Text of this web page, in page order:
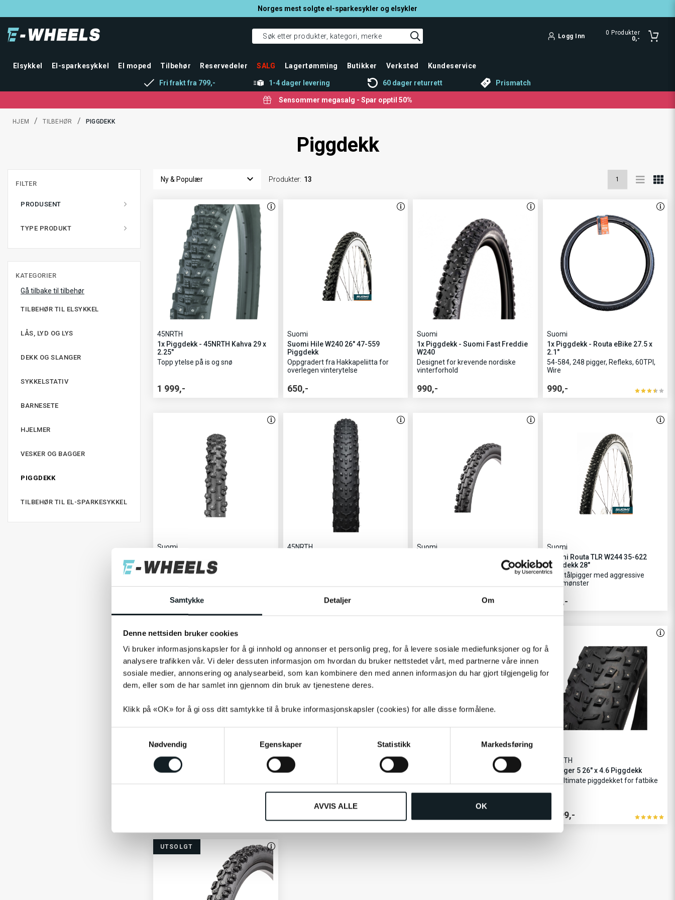
Samtykke Detaljer Om
Denne nettsiden bruker cookies
Vi bruker informasjonskapsler for å gi innhold og annonser et personlig preg, for å levere sosiale mediefunksjoner og for å
analysere trafikken vår. Vi deler dessuten informasjon om hvordan du bruker nettstedet vårt, med partnerne våre innen
sosiale medier, annonsering og analysearbeid, som kan kombinere den med annen informasjon du har gjort tilgjengelig for
dem, eller som de har samlet inn gjennom din bruk av tjenestene deres.
Klikk på «OK» for å gi oss ditt samtykke til å bruke informasjonskapsler (cookies) for alle disse formålene.
v
Nødvendig Egenskaper Statistikk Markedsføring
AVVIS ALLE OK
Norges mest solgte el-sparkesykler og elsykler
Logg Inn 0 Produkter
0,-
Elsykkel El-sparkesykkel El moped Tilbehør Reservedeler SALG Lagertømming Butikker Verksted Kundeservice
Fri frakt fra 799,- 1-4 dager levering 60 dager returrett Prismatch
Sensommer megasalg - Spar opptil 50%
HJEM / TILBEHØR / PIGGDEKK
Piggdekk
FILTER
PRODUSENT
45NRTH
TYPE PRODUKT
MONO
PETIT
PIGGDEKK
RAGNAR
RANDOLPH
TALON E+ 2
THOR
KATEGORIER
Gå tilbake til tilbehør
TILBEHØR TIL ELSYKKEL
LÅS, LYD OG LYS
DEKK OG SLANGER
SYKKELSTATIV
BARNESETE
HJELMER
VESKER OG BAGGER
PIGGDEKK
TILBEHØR TIL EL-SPARKESYKKEL
Produkter: 13 1
45NRTH
1x Piggdekk - 45NRTH Kahva 29 x
2.25"
Topp ytelse på is og snø
1 999,-
Suomi
Suomi Hile W240 26" 47-559
Piggdekk
Oppgradert fra Hakkapeliitta for
overlegen vinterytelse
650,-
Suomi
1x Piggdekk - Suomi Fast Freddie
W240
Designet for krevende nordiske
vinterforhold
990,-
Suomi
1x Piggdekk - Routa eBike 27.5 x
2.1"
54-584, 248 pigger, Refleks, 60TPI,
Wire
990,-
Suomi
piggdekk
For avansert MTB-sykling på
1 049,-
45NRTH
Suomi
Gir fantastisk grep på underlaget
Suomi
Suomi Routa TLR W244 35-622
Piggdekk 28"
244 stålpigger med aggressive
dekkmønster
799,-
Suomi
Suomi Routa W248 42-622mm
Suomi
Routa W252 50-622mm Piggdekk
Hile W240 29" 54-622 Piggdekk
45NRTH
Dillinger 5 26" x 4.6 Piggdekk
Det ultimate piggdekket for fatbike
2 399,-
UTSOLGT